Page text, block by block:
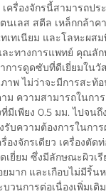
ครื่องจักรนี้สามารถป
เลส สตีล เหล็กกล้าค
เทเนียม และโลหะผส
ะทางการแพทย์ คุณลั
าการดูดซับที่ดีเยี่ยมใน
าพ ไม่ว่าจะมีการสะท้
าม ความสามารถในก
มีเพียง 0.5 มม. ไปจน
รับความต้องการในกา
งจักรเดียว เครื่องตัด
ยี่ยม ซึ่งมีลักษณะผิวเ
มาก และเกือบไม่มีริ้น
บวนการต่อเนื่องเพิ่มเ